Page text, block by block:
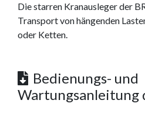
Die starren Kranausleger der
Transport von hängenden
oder Ketten.
Bedienungs- und
Wartungsanleitung